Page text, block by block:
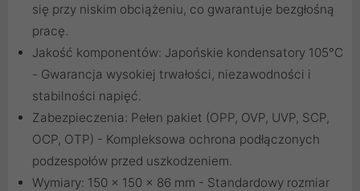
się przy niskim obciążeniu, co gwarantuje bezgłośną
pracę.
Jakość komponentów: Japońskie kondensatory 105°C
- Gwarancja wysokiej trwałości, niezawodności i
stabilności napięć.
Zabezpieczenia: Pełen pakiet (OPP, OVP, UVP, SCP,
OCP, OTP) - Kompleksowa ochrona podłączonych
podzespołów przed uszkodzeniem.
Wymiary: 150 x 150 x 86 mm - Standardowy rozmiar